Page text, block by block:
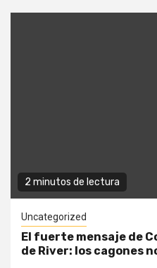
2 minutos de lectura
Uncategorized
El fuerte mensaje de
de River: los cagones